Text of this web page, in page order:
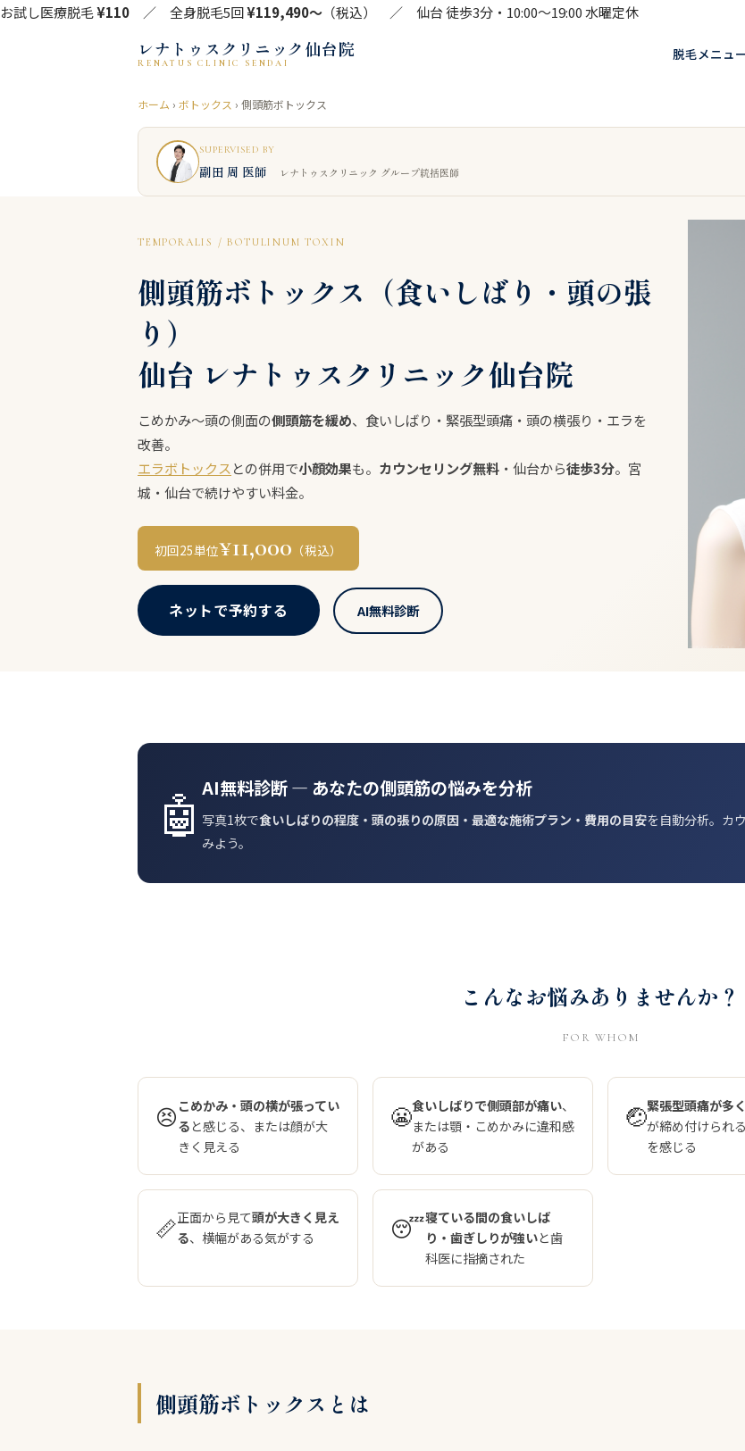
お試し医療脱毛¥110 ／ 全身脱毛5回¥119,490〜 （税込） ／ 仙台 徒歩3分・10:00〜19:00 水曜定休
レナトゥスクリニック仙台院
RENATUS CLINIC SENDAI
脱毛メニュー
ホーム › ボトックス › 側頭筋ボトックス
SUPERVISED BY
副田 周 医師 レナトゥスクリニック グループ統括医師
TEMPORALIS / BOTULINUM TOXIN
側頭筋ボトックス（食いしばり・頭の張
り）
仙台 レナトゥスクリニック仙台院
こめかみ〜頭の側面の側頭筋を緩め、食いしばり・緊張型頭痛・頭の横張り・エラを
改善。
エラボトックスとの併用で小顔効果も。 カウンセリング無料 ・仙台から徒歩3分。宮
城・仙台で続けやすい料金。
初回25単位¥11,000 （税込）
ネットで予約する AI無料診断
🤖 AI無料診断 ― あなたの側頭筋の悩みを分析
写真1枚で食いしばりの程度・頭の張りの原因・最適な施術プラン・費用の目安を自動分析。カ
みよう。
こんなお悩みありませんか？
FOR WHOM
😣 こめかみ・頭の横が張ってい
る と感じる、または顔が大
きく見える
😬食いしばりで側頭部が痛い、
または顎・こめかみに違和感
がある
🤕緊張型頭痛が多く
が締め付けられ
を感じる
📏正面から見て頭が大きく見え
る、横幅がある気がする 😴寝ている間の食いしば
り・歯ぎしりが強いと歯
科医に指摘された
側頭筋ボトックスとは